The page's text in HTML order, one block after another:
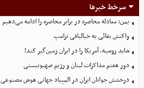
سرخط خبرها
یمن: معادله محاصره در برابر محاصره را ادامه می‌دهیم
واکنش بقائی به خیالبافی ترامپ
شاید روسیه، آمریکا را در ایران زمین‌گیر کند!
دور هفتم مذاکرات لبنان و رژیم صهیونیستی
درخشش جوانان ایران در المپیاد جهانی هوش مصنوعی